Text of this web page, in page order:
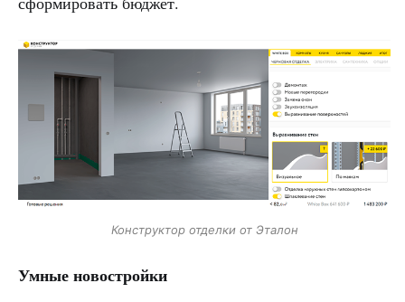
Конструктор отделки от Эталон
Умные новостройки